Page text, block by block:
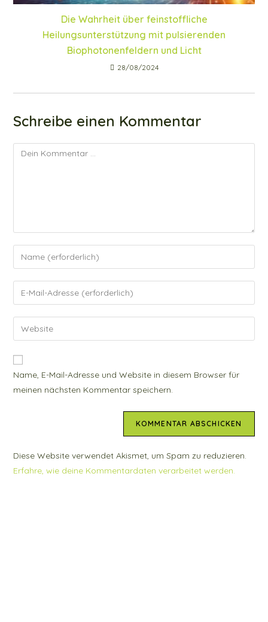
Die Wahrheit über feinstoffliche
Heilungsunterstützung mit pulsierenden
Biophotonenfeldern und Licht
28/08/2024
Schreibe einen Kommentar
Kommentar
deinen
Namen
oder
zum
Kommentieren
ein
deine
E-
Mail-
zum
Kommentieren
ein
deine
Website-
Name, E-Mail-Adresse und Website in diesem Browser für
meinen nächsten Kommentar speichern.
Diese Website verwendet Akismet, um Spam zu reduzieren.
Erfahre, wie deine Kommentardaten verarbeitet werden.